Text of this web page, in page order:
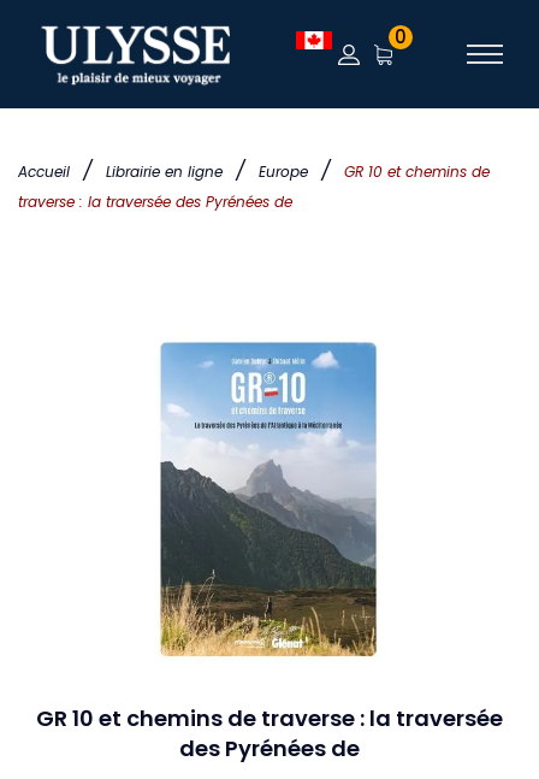
Accueil / Librairie en ligne / Europe /
GR 10 et chemins de
traverse : la traversée des Pyrénées de
0
GR 10 et chemins de traverse : la traversée
des Pyrénées de